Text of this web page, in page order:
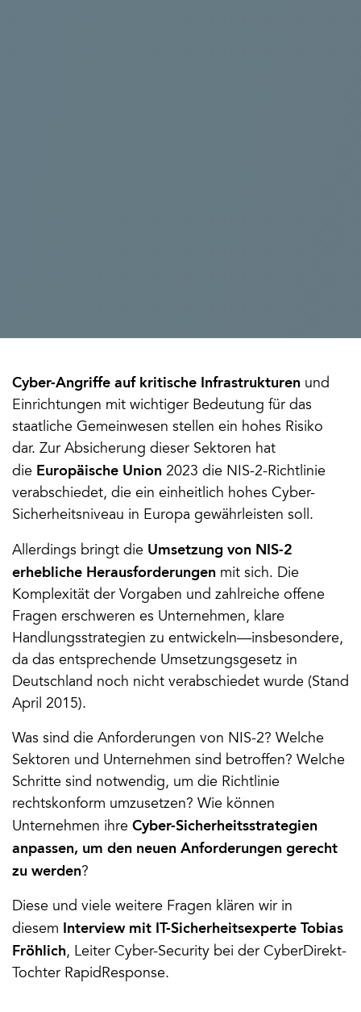
Cyber-Angriffe auf kritische Infrastrukturen und
Einrichtungen mit wichtiger Bedeutung für das
staatliche Gemeinwesen stellen ein hohes Risiko
dar. Zur Absicherung dieser Sektoren hat
die Europäische Union 2023 die NIS-2-Richtlinie
verabschiedet, die ein einheitlich hohes Cyber-
Sicherheitsniveau in Europa gewährleisten soll.
Allerdings bringt die Umsetzung von NIS-2
erhebliche Herausforderungen mit sich. Die
Komplexität der Vorgaben und zahlreiche offene
Fragen erschweren es Unternehmen, klare
Handlungsstrategien zu entwickeln—insbesondere,
da das entsprechende Umsetzungsgesetz in
Deutschland noch nicht verabschiedet wurde (Stand
April 2015).
Was sind die Anforderungen von NIS-2?​ Welche
Sektoren und Unternehmen sind betroffen? Welche
Schritte sind notwendig, um die Richtlinie
rechtskonform umzusetzen?​ Wie können
Unternehmen ihre Cyber-Sicherheitsstrategien
anpassen, um den neuen Anforderungen gerecht
zu werden?
Diese und viele weitere Fragen klären wir in
diesem
Interview mit IT-Sicherheitsexperte Tobias
Fröhlich, Leiter Cyber-Security bei der CyberDirekt-
Tochter RapidResponse.